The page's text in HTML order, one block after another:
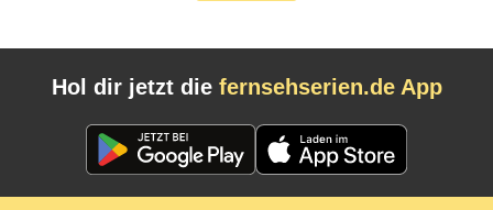
Hol dir jetzt die fernsehserien.de App